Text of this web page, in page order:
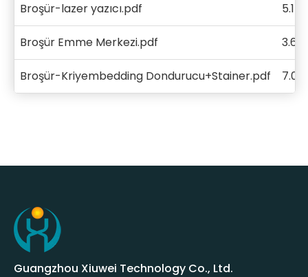
Broşür-lazer yazıcı.pdf
Broşür Emme Merkezi.pdf
Broşür-Kriyembedding Dondurucu+Stainer.pdf
Guangzhou Xiuwei Technology Co., Ltd.